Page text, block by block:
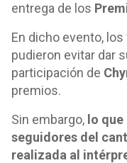
entrega de los
En dicho evento,
pudieron evitar dar
participación de
premios.
Sin embargo, lo
seguidores del
realizada al